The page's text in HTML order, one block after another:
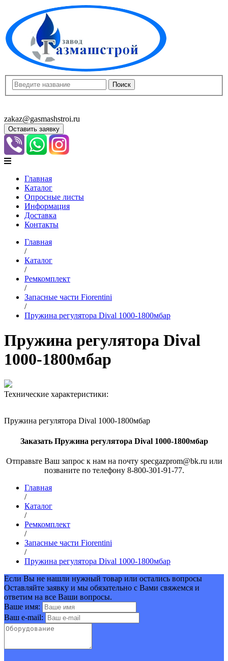
zakaz@gasmashstroi.ru
Оставить заявку
Главная
Каталог
Опросные листы
Информация
Доставка
Контакты
Главная
/
Каталог
/
Ремкомплект
/
Запасные части Fiorentini
/
Пружина регулятора Dival 1000-1800мбар
Пружина регулятора Dival
1000-1800мбар
Технические характеристики:
Пружина регулятора Dival 1000-1800мбар
Заказать Пружина регулятора Dival 1000-1800мбар
Отправьте Ваш запрос к нам на почту specgazprom@bk.ru или
позваните по телефону 8-800-301-91-77.
Главная
/
Каталог
/
Ремкомплект
/
Запасные части Fiorentini
/
Пружина регулятора Dival 1000-1800мбар
Если Вы не нашли нужный товар или остались вопросы
Оставляйте заявку и мы обязательно с Вами свяжемся и
ответим на все Ваши вопросы.
Ваше имя:
Ваш e-mail: